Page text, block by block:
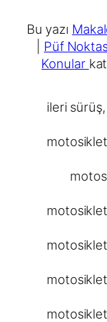
Bu yazı
Püf
Konular
ileri sürüş,